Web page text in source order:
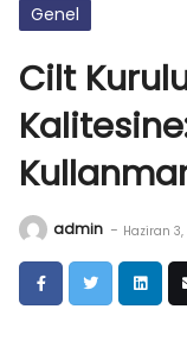
Genel
Cilt
admin - Haziran